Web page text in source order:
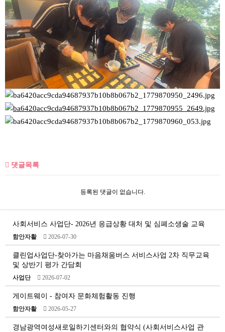
댓글목록
등록된 댓글이 없습니다.
사회서비스 사업단- 2026년 응급상황 대처 및 심폐소생술 교육
함안자활 2026-07-30
클린업사업단-찾아가는 마음채움버스 서비스사업 2차 직무교육
및 상반기 평가 간담회
사업단 2026-07-02
게이트웨이 - 참여자 문화체험활동 진행
함안자활 2026-05-27
경남광역여성새로일하기센터와의 협약식 (사회서비스사업 관